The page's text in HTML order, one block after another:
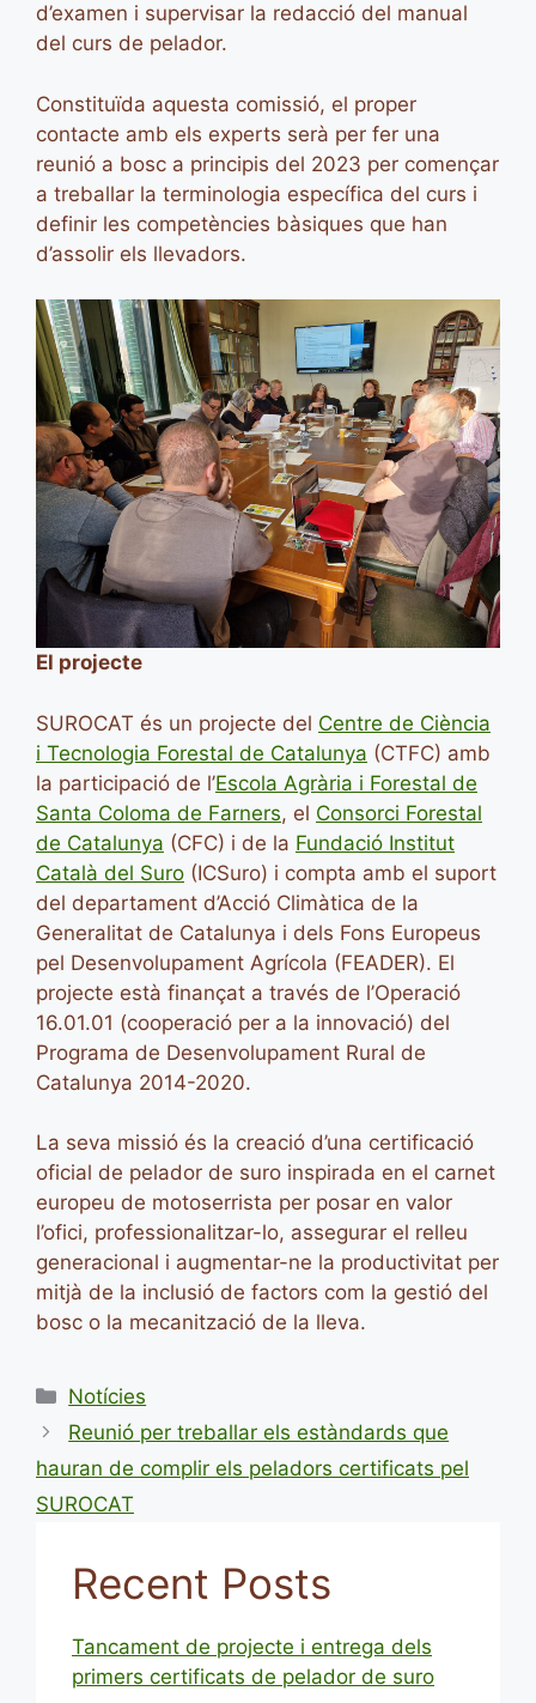
d’examen i supervisar la redacció del manual
del curs de pelador.
Constituïda aquesta comissió, el proper
contacte amb els experts serà per fer una
reunió a bosc a principis del 2023 per començar
a treballar la terminologia específica del curs i
definir les competències bàsiques que han
d’assolir els llevadors.
El projecte
SUROCAT és un projecte del Centre de Ciència
i Tecnologia Forestal de Catalunya (CTFC) amb
la participació de l’Escola Agrària i Forestal de
Santa Coloma de Farners, el Consorci Forestal
de Catalunya (CFC) i de la Fundació Institut
Català del Suro (ICSuro) i compta amb el suport
del departament d’Acció Climàtica de la
Generalitat de Catalunya i dels Fons Europeus
pel Desenvolupament Agrícola (FEADER). El
projecte està finançat a través de l’Operació
16.01.01 (cooperació per a la innovació) del
Programa de Desenvolupament Rural de
Catalunya 2014-2020.
La seva missió és la creació d’una certificació
oficial de pelador de suro inspirada en el carnet
europeu de motoserrista per posar en valor
l’ofici, professionalitzar-lo, assegurar el relleu
generacional i augmentar-ne la productivitat per
mitjà de la inclusió de factors com la gestió del
bosc o la mecanització de la lleva.
Categories
Notícies
Reunió per treballar els estàndards que
hauran de complir els peladors certificats pel
SUROCAT
Recent Posts
Tancament de projecte i entrega dels
primers certificats de pelador de suro